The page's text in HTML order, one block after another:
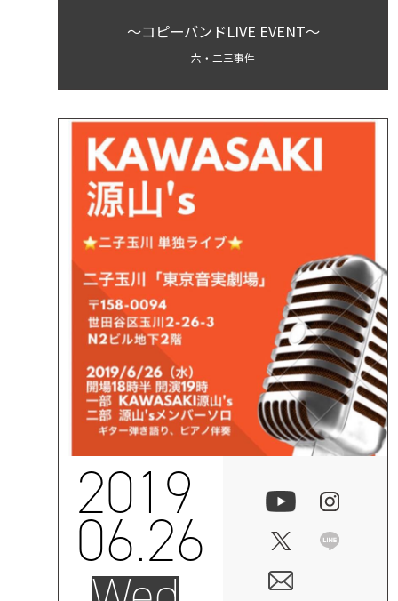
～コピーバンドLIVE EVENT～
六・二三事件
2019
06.26